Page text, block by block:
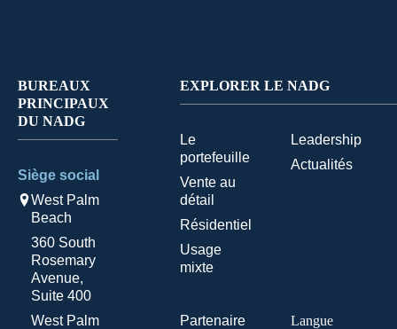
BUREAUX
PRINCIPAUX
DU NADG
Siège social
West Palm
Beach
360 South
Rosemary
Avenue,
Suite 400
West Palm
EXPLORER LE NADG
Le
portefeuille
Vente au
détail
Résidentiel
Usage
mixte
Leadership
Actualités
Partenaire
Langue